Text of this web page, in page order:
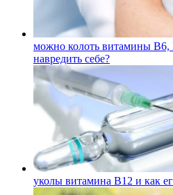
можно колоть витамины
навредить себе?
уколы витамина В12 и как